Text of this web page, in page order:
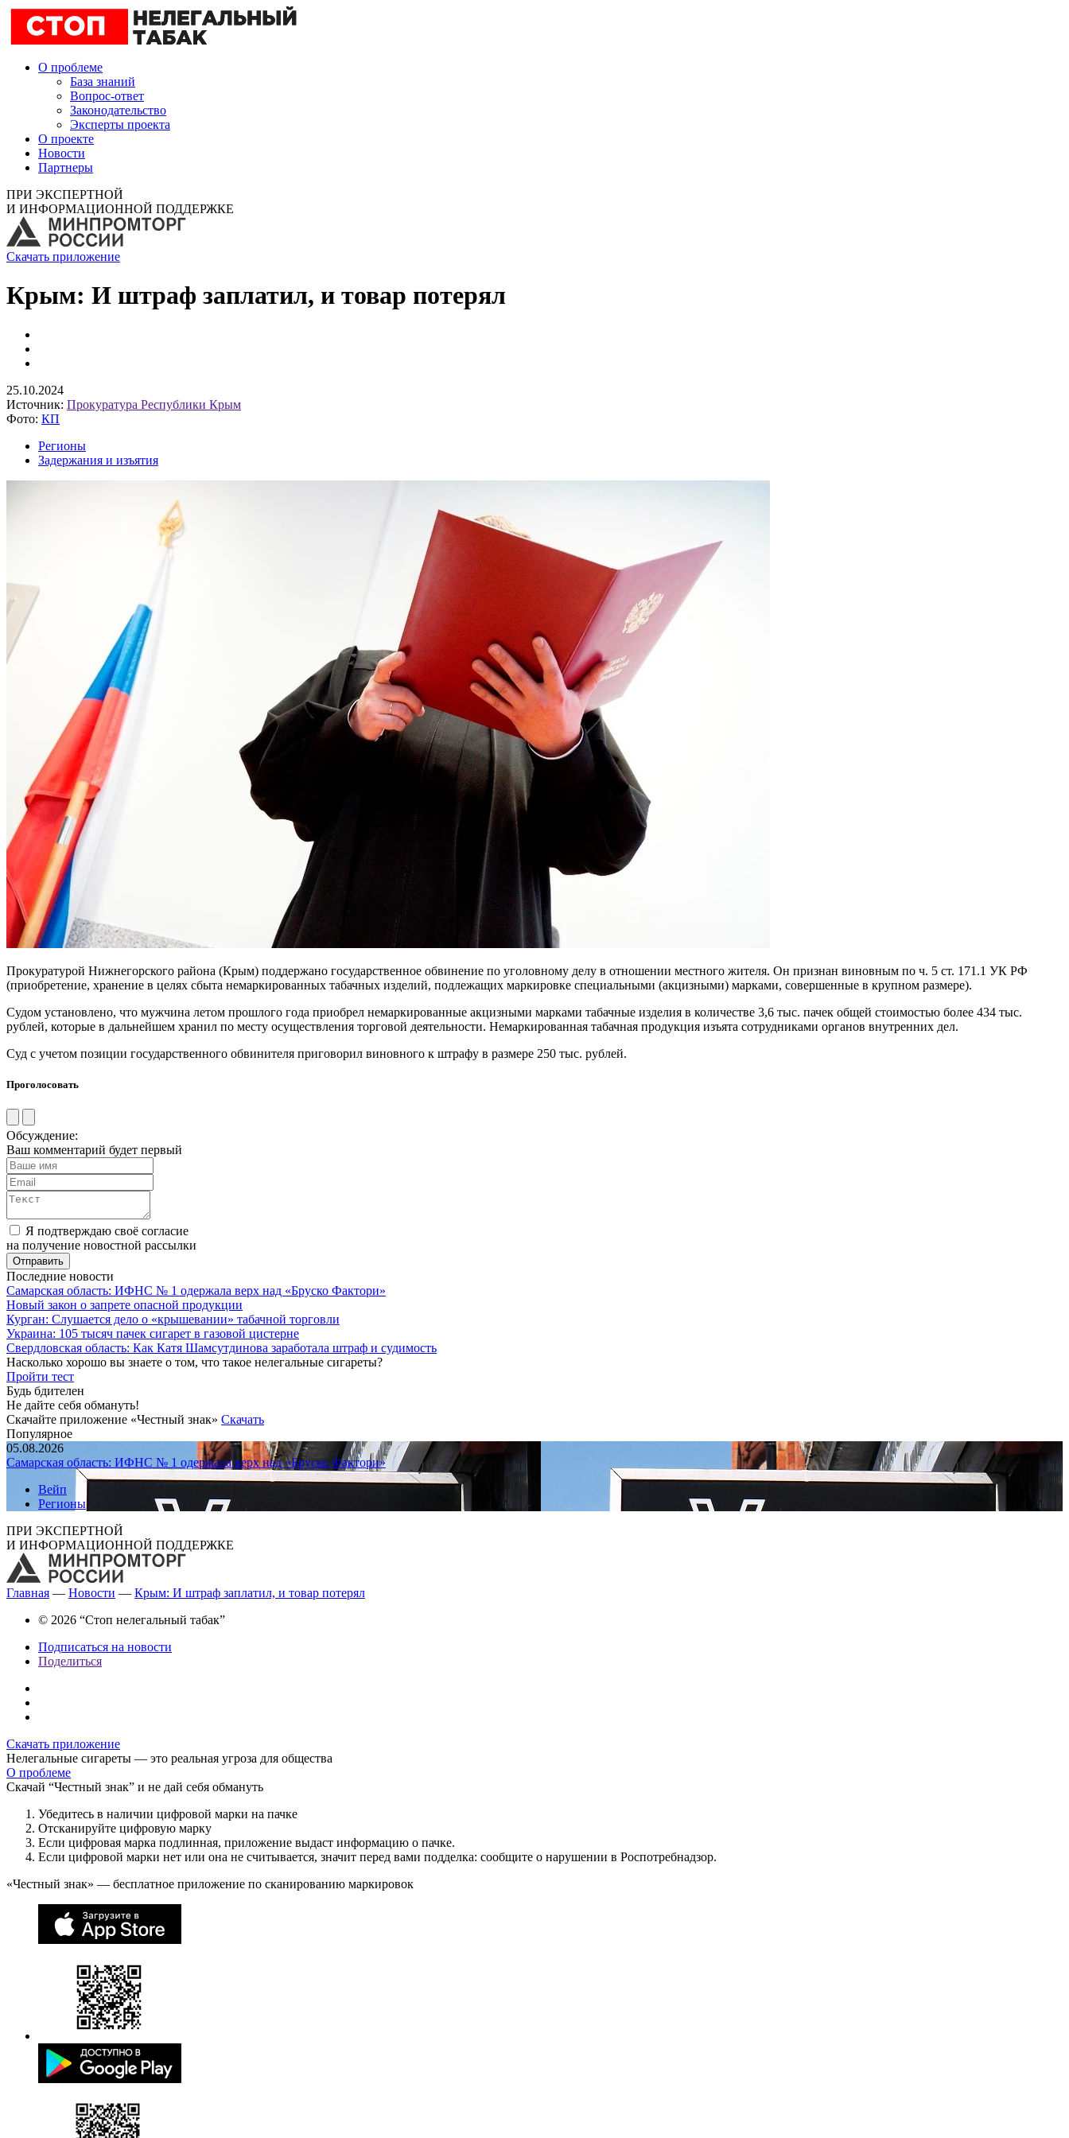
О проблеме
База знаний
Вопрос-ответ
Законодательство
Эксперты проекта
О проекте
Новости
Партнеры
ПРИ ЭКСПЕРТНОЙ
И ИНФОРМАЦИОННОЙ ПОДДЕРЖКЕ
Скачать приложение
Крым: И штраф заплатил, и товар потерял
25.10.2024
Источник: Прокуратура Республики Крым
Фото: КП
Регионы
Задержания и изъятия
Прокуратурой Нижнегорского района (Крым) поддержано государственное обвинение по уголовному делу в отношении местного жителя. Он признан виновным по ч. 5 ст. 171.1 УК РФ
(приобретение, хранение в целях сбыта немаркированных табачных изделий, подлежащих маркировке специальными (акцизными) марками, совершенные в крупном размере).
Судом установлено, что мужчина летом прошлого года приобрел немаркированные акцизными марками табачные изделия в количестве 3,6 тыс. пачек общей стоимостью более 434 тыс.
рублей, которые в дальнейшем хранил по месту осуществления торговой деятельности. Немаркированная табачная продукция изъята сотрудниками органов внутренних дел.
Суд с учетом позиции государственного обвинителя приговорил виновного к штрафу в размере 250 тыс. рублей.
Проголосовать
Обсуждение:
Ваш комментарий будет первый
Я подтверждаю своё согласие
на получение новостной рассылки
Последние новости
Самарская область: ИФНС № 1 одержала верх над «Бруско Фактори»
Новый закон о запрете опасной продукции
Курган: Слушается дело о «крышевании» табачной торговли
Украина: 105 тысяч пачек сигарет в газовой цистерне
Свердловская область: Как Катя Шамсутдинова заработала штраф и судимость
Насколько хорошо вы знаете о том, что такое нелегальные сигареты?
Пройти тест
Будь бдителен
Не дайте себя обмануть!
Скачайте приложение «Честный знак» Скачать
Популярное
05.08.2026
Самарская область: ИФНС № 1 одержала верх над «Бруско Фактори»
Вейп
Регионы
ПРИ ЭКСПЕРТНОЙ
И ИНФОРМАЦИОННОЙ ПОДДЕРЖКЕ
Главная — Новости — Крым: И штраф заплатил, и товар потерял
© 2026 “Стоп нелегальный табак”
Подписаться на новости
Поделиться
Скачать приложение
Нелегальные сигареты — это реальная угроза для общества
О проблеме
Скачай “Честный знак” и не дай себя обмануть
Убедитесь в наличии цифровой марки на пачке
Отсканируйте цифровую марку
Если цифровая марка подлинная, приложение выдаст информацию о пачке.
Если цифровой марки нет или она не считывается, значит перед вами подделка: сообщите о нарушении в Роспотребнадзор.
«Честный знак» — бесплатное приложение по сканированию маркировок